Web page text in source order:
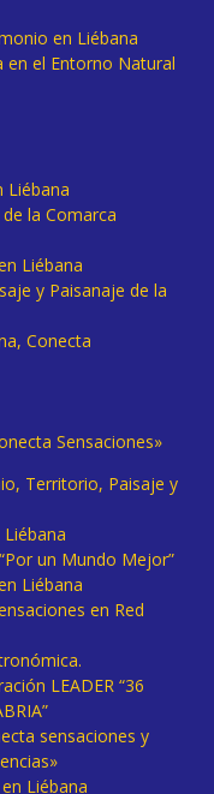
en Liébana
en el Entorno Natural
Liébana
la Comarca
Liébana
y Paisanaje de la
Conecta
Sensaciones»
Territorio, Paisaje y
un Mundo Mejor”
Liébana
en Red
LEADER “36
sensaciones y
Liébana